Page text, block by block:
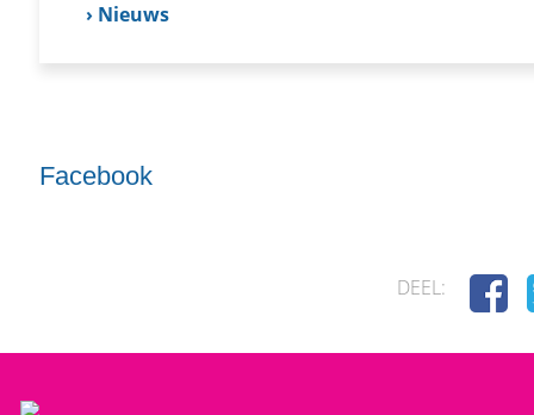
› Nieuws
Facebook
DEEL: